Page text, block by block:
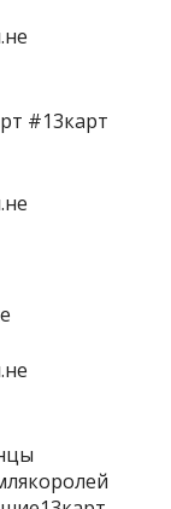
#13карт